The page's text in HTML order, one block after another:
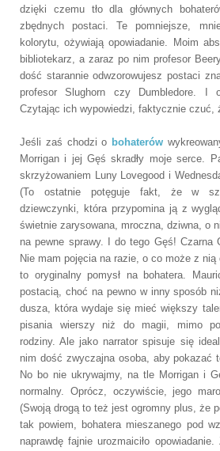
dzięki czemu tło dla głównych
zbędnych postaci. Te pomniejsze,
kolorytu, ożywiają opowiadanie. Moim
bibliotekarz, a zaraz po nim profesor
dość starannie odwzorowujesz postaci
profesor Slughorn czy Dumbledore. I
Czytając ich wypowiedzi, faktycznie czuć,
Jeśli zaś chodzi o bohaterów
Morrigan i jej Gęś skradły moje serce.
skrzyżowaniem Luny Lovegood i
(To ostatnie potęguje fakt, że w
dziewczynki, która przypomina ją z
świetnie zarysowana, mroczna, dziwna, o
na pewne sprawy. I do tego Gęś! Czarna
Nie mam pojęcia na razie, o co może z
to oryginalny pomysł na bohatera.
postacią, choć na pewno w inny sposób
dusza, która wydaje się mieć większy
pisania wierszy niż do magii, mimo
rodziny. Ale jako narrator spisuje się
nim dość zwyczajna osoba, aby pokazać
No bo nie ukrywajmy, na tle Morrigan i
normalny. Oprócz, oczywiście, jego
(Swoją drogą to też jest ogromny plus, że
tak powiem, bohatera mieszanego pod
naprawdę fajnie urozmaiciło